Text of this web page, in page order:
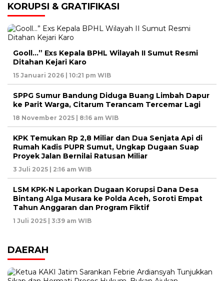
KORUPSI & GRATIFIKASI
Gooll…” Exs Kepala BPHL Wilayah II Sumut Resmi
Ditahan Kejari Karo
15 Januari 2026 | 10:21 pm WIB
SPPG Sumur Bandung Diduga Buang Limbah Dapur
ke Parit Warga, Citarum Terancam Tercemar Lagi
18 November 2025 | 8:16 am WIB
KPK Temukan Rp 2,8 Miliar dan Dua Senjata Api di
Rumah Kadis PUPR Sumut, Ungkap Dugaan Suap
Proyek Jalan Bernilai Ratusan Miliar
3 Juli 2025 | 2:16 am WIB
LSM KPK-N Laporkan Dugaan Korupsi Dana Desa
Bintang Alga Musara ke Polda Aceh, Soroti Empat
Tahun Anggaran dan Program Fiktif
1 Juli 2025 | 3:39 am WIB
DAERAH